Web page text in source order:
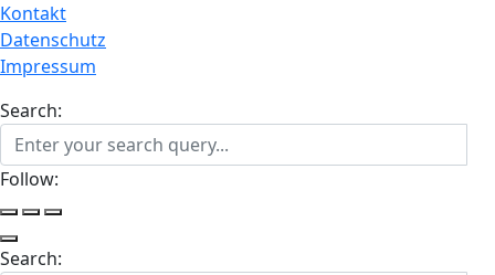
Kontakt
Datenschutz
Impressum
Search:
Follow:
Search: